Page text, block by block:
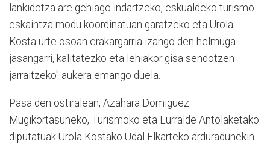
lankidetza are gehiago indartzeko, eskualdeko turismo
eskaintza modu koordinatuan garatzeko eta Urola
Kosta urte osoan erakargarria izango den helmuga
jasangarri, kalitatezko eta lehiakor gisa sendotzen
jarraitzeko" aukera emango duela.
Pasa den ostiralean, Azahara Domiguez
Mugikortasuneko, Turismoko eta Lurralde Antolaketako
diputatuak Urola Kostako Udal Elkarteko arduradunekin